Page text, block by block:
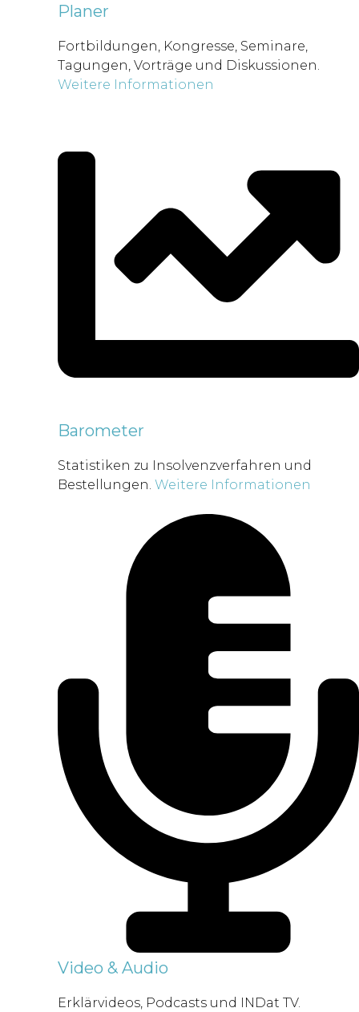
Planer
Fortbildungen, Kongresse, Seminare,
Tagungen, Vorträge und Diskussionen.
Weitere Informationen
Barometer
Statistiken zu Insolvenzverfahren und
Bestellungen. Weitere Informationen
Video & Audio
Erklärvideos, Podcasts und INDat TV.